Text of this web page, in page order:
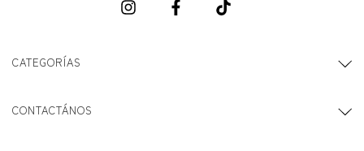
CATEGORÍAS
CONTACTÁNOS